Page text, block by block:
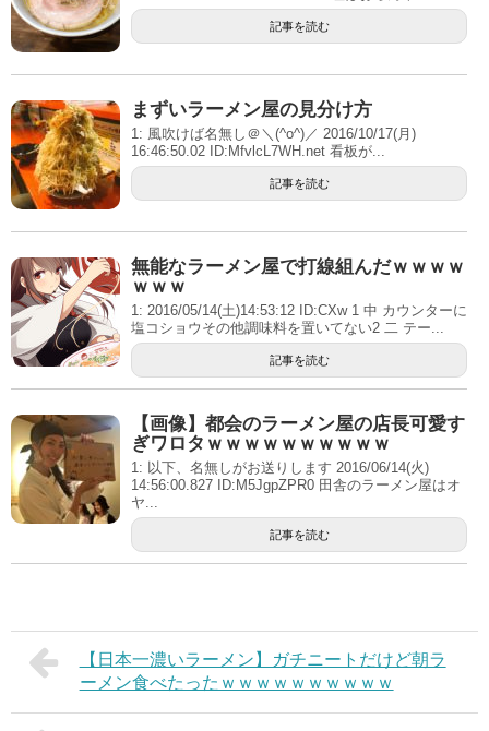
記事を読む
まずいラーメン屋の見分け方
1: 風吹けば名無し＠＼(^o^)／ 2016/10/17(月)
16:46:50.02 ID:MfvlcL7WH.net 看板が...
記事を読む
無能なラーメン屋で打線組んだｗｗｗｗ
ｗｗｗ
1: 2016/05/14(土)14:53:12 ID:CXw 1 中 カウンターに
塩コショウその他調味料を置いてない2 二 テー...
記事を読む
【画像】都会のラーメン屋の店長可愛す
ぎワロタｗｗｗｗｗｗｗｗｗｗ
1: 以下、名無しがお送りします 2016/06/14(火)
14:56:00.827 ID:M5JgpZPR0 田舎のラーメン屋はオ
ヤ...
記事を読む
【日本一濃いラーメン】ガチニートだけど朝ラ
ーメン食べたったｗｗｗｗｗｗｗｗｗｗ